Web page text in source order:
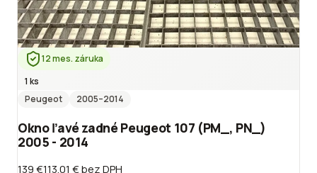
12 mes. záruka
1 ks
Peugeot
2005–2014
Okno ľavé zadné Peugeot 107 (PM_, PN_)
2005 - 2014
139 €113.01 €bez DPH